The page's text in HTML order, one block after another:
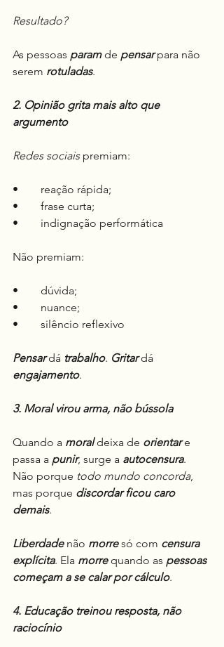
Resultado?
As pessoas param de pensar para não
serem rotuladas.
2. Opinião grita mais alto que
argumento
Redes sociais premiam:
•	reação rápida;
•	frase curta;
•	indignação performática
Não premiam:
•	dúvida;
•	nuance;
•	silêncio reflexivo
Pensar dá trabalho. Gritar dá
engajamento.
3. Moral virou arma, não bússola
Quando a moral deixa de orientar e
passa a punir, surge a autocensura.
Não porque todo mundo concorda,
mas porque discordar ficou caro
demais.
Liberdade não morre só com censura
explícita. Ela morre quando as pessoas
começam a se calar por cálculo.
4. Educação treinou resposta, não
raciocínio